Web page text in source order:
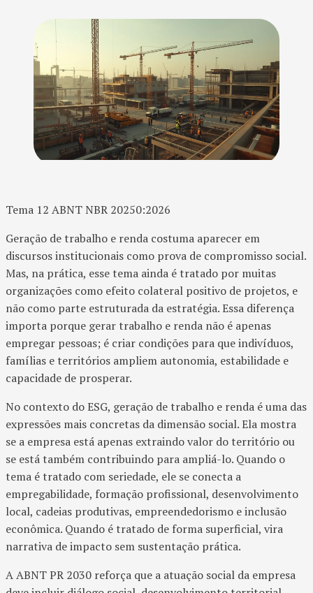
Tema 12 ABNT NBR 20250:2026
Geração de trabalho e renda costuma aparecer em
discursos institucionais como prova de compromisso social.
Mas, na prática, esse tema ainda é tratado por muitas
organizações como efeito colateral positivo de projetos, e
não como parte estruturada da estratégia. Essa diferença
importa porque gerar trabalho e renda não é apenas
empregar pessoas; é criar condições para que indivíduos,
famílias e territórios ampliem autonomia, estabilidade e
capacidade de prosperar.
No contexto do ESG, geração de trabalho e renda é uma das
expressões mais concretas da dimensão social. Ela mostra
se a empresa está apenas extraindo valor do território ou
se está também contribuindo para ampliá-lo. Quando o
tema é tratado com seriedade, ele se conecta a
empregabilidade, formação profissional, desenvolvimento
local, cadeias produtivas, empreendedorismo e inclusão
econômica. Quando é tratado de forma superficial, vira
narrativa de impacto sem sustentação prática.
A ABNT PR 2030 reforça que a atuação social da empresa